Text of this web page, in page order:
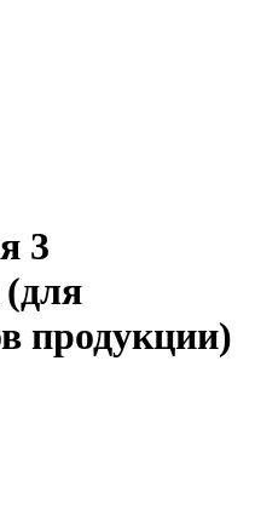
3
продукции)